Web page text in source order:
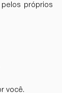
próprios
você.